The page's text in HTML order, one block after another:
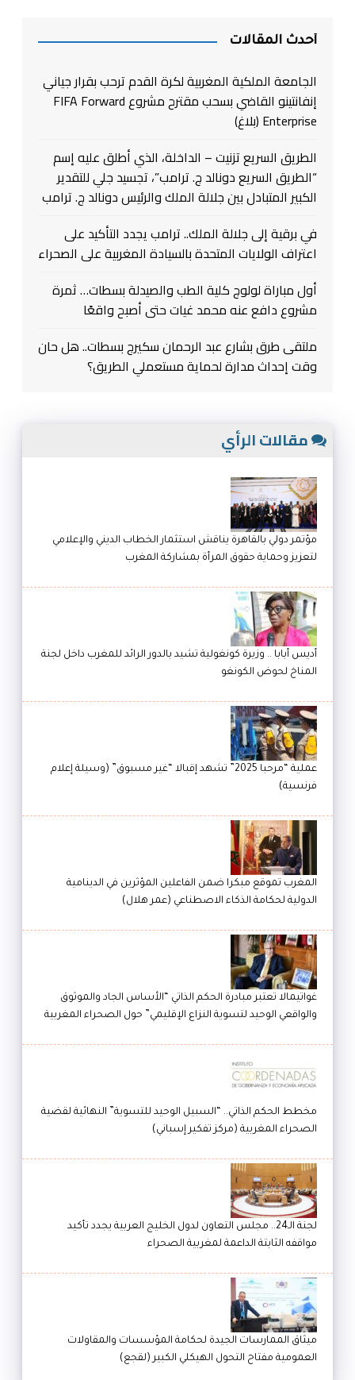
أحدث المقالات
الجامعة الملكية المغربية لكرة القدم ترحب بقرار جياني
إنفانتينو القاضي بسحب مقترح مشروع FIFA Forward
Enterprise (بلاغ)
الطريق السريع تزنيت – الداخلة، الذي أطلق عليه إسم
“الطريق السريع دونالد ج. ترامب”، تجسيد جلي للتقدير
الكبير المتبادل بين جلالة الملك والرئيس دونالد ج. ترامب
في برقية إلى جلالة الملك.. ترامب يجدد التأكيد على
اعتراف الولايات المتحدة بالسيادة المغربية على الصحراء
أول مباراة لولوج كلية الطب والصيدلة بسطات… ثمرة
مشروع دافع عنه محمد غيات حتى أصبح واقعًا
ملتقى طرق بشارع عبد الرحمان سكيرج بسطات.. هل حان
وقت إحداث مدارة لحماية مستعملي الطريق؟
مقالات الرأي
مؤتمر دولي بالقاهرة يناقش استثمار الخطاب الديني والإعلامي
لتعزيز وحماية حقوق المرأة بمشاركة المغرب
أديس أبابا .. وزيرة كونغولية تشيد بالدور الرائد للمغرب داخل لجنة
المناخ لحوض الكونغو
عملية “مرحبا 2025” تشهد إقبالا “غير مسبوق” (وسيلة إعلام
فرنسية)
المغرب تموقع مبكرا ضمن الفاعلين المؤثرين في الدينامية
الدولية لحكامة الذكاء الاصطناعي (عمر هلال)
غواتيمالا تعتبر مبادرة الحكم الذاتي “الأساس الجاد والموثوق
والواقعي الوحيد لتسوية النزاع الإقليمي” حول الصحراء المغربية
مخطط الحكم الذاتي.. “السبيل الوحيد للتسوية” النهائية لقضية
الصحراء المغربية (مركز تفكير إسباني)
لجنة الـ24.. مجلس التعاون لدول الخليج العربية يجدد تأكيد
مواقفه الثابتة الداعمة لمغربية الصحراء
ميثاق الممارسات الجيدة لحكامة المؤسسات والمقاولات
العمومية مفتاح التحول الهيكلي الكبير (لقجع)